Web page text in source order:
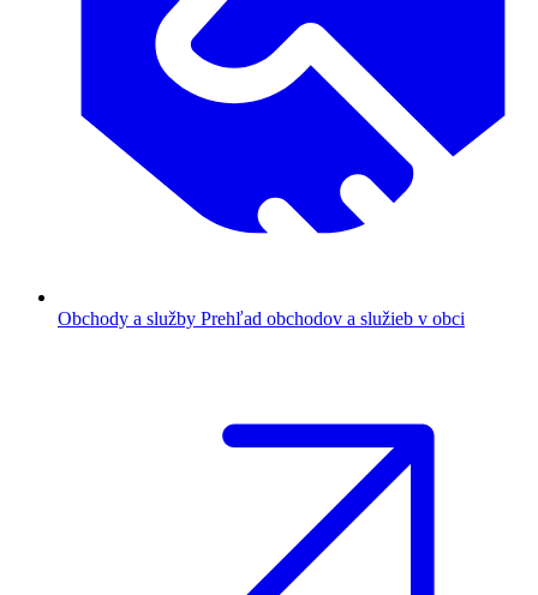
Obchody a služby Prehľad obchodov a služieb v obci